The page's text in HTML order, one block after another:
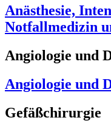
Anästhesie,
Notfallmedizin
Angiologie und
Angiologie und
Gefäßchirurgie